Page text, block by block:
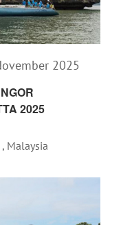
2025
2025
, Malaysia